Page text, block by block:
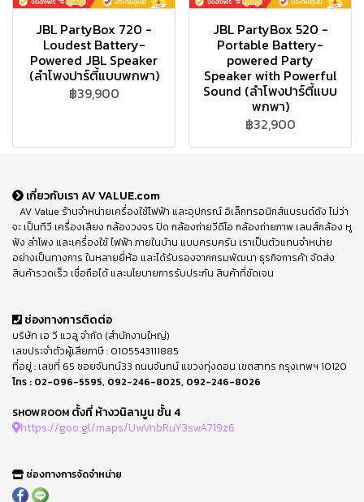
JBL PartyBox 720 -
Loudest Battery-
Powered JBL Speaker
(ลำโพงปาร์ตี้แบบพกพา)
฿39,900
JBL PartyBox 520 -
Portable Battery-
powered Party
Speaker with Powerful
Sound (ลำโพงปาร์ตี้แบบ
พกพา)
฿32,900
เกี่ยวกับเรา AV VALUE.com
AV Value ร้านจำหน่ายเครื่องใช้ไฟฟ้า และอุปกรณ์ อิเล็กทรอนิกส์แบรนด์ดัง ไม่ว่า
จะ เป็นทีวี เครื่องเสียง กล้องวงจร ปิด กล้องถ่ายวีดีโอ กล้องถ่ายภาพ เลนส์กล้อง หู
ฟัง ลำโพง และเครื่องใช้ ไฟฟ้า ภายในบ้าน แบบครบครัน เราเป็นตัวแทนจำหน่าย
อย่างเป็นทางการ ในหลายยี่ห้อ และได้รับรองจากกรมพัฒนา ธุรกิจการค้า จัดส่ง
สินค้ารวดเร็ว เชื่อถือได้ และนโยบายการรับประกัน สินค้าที่ชัดเจน
ช่องทางการติดต่อ
บริษัท เอ วี แวลู จำกัด (สำนักงานใหญ่)
เลขประจำตัวผู้เสียภาษี : 0105543111885
ที่อยู่ : เลขที่ 65 ซอยจันทน์33 ถนนจันทน์ แขวงทุ่งดอน เขตสาทร กรุงเทพฯ 10120
โทร : 02-096-5595, 092-246-8025, 092-246-8026
SHOWROOM ตั้งที่ ห้างวนิลามูน ชั้น 4
https://goo.gl/maps/UwVnbRuY3swA719z6
ช่องทางการจัดจำหน่าย